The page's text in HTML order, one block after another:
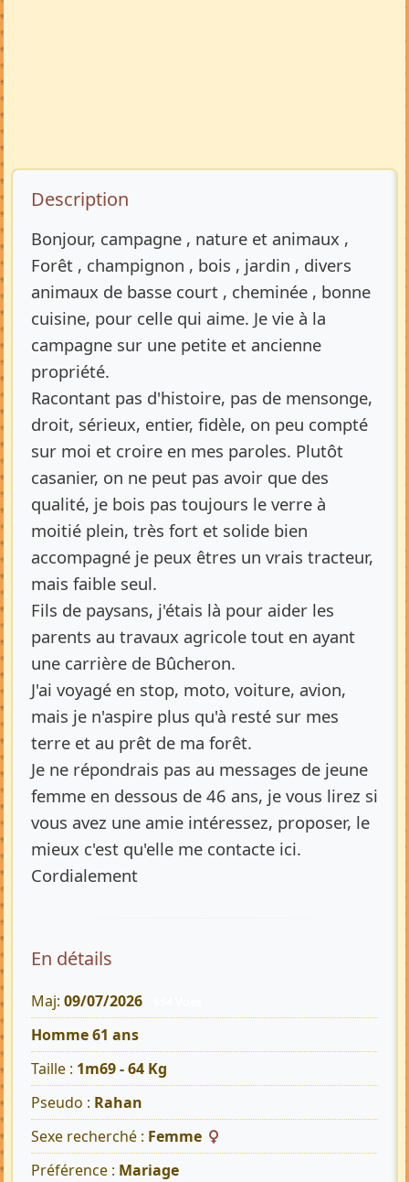
Description de l’annonce
Description
Bonjour, campagne , nature et animaux ,
Forêt , champignon , bois , jardin , divers
animaux de basse court , cheminée , bonne
cuisine, pour celle qui aime. Je vie à la
campagne sur une petite et ancienne
propriété.
Racontant pas d'histoire, pas de mensonge,
droit, sérieux, entier, fidèle, on peu compté
sur moi et croire en mes paroles. Plutôt
casanier, on ne peut pas avoir que des
qualité, je bois pas toujours le verre à
moitié plein, très fort et solide bien
accompagné je peux êtres un vrais tracteur,
mais faible seul.
Fils de paysans, j'étais là pour aider les
parents au travaux agricole tout en ayant
une carrière de Bûcheron.
J'ai voyagé en stop, moto, voiture, avion,
mais je n'aspire plus qu'à resté sur mes
terre et au prêt de ma forêt.
Je ne répondrais pas au messages de jeune
femme en dessous de 46 ans, je vous lirez si
vous avez une amie intéressez, proposer, le
mieux c'est qu'elle me contacte ici.
Cordialement
En détails
Maj: 09/07/2026
Homme 61 ans
Taille : 1m69 - 64 Kg
Pseudo : Rahan
Sexe recherché : Femme
Préférence : Mariage